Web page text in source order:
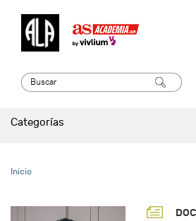
Categorías
Inicio